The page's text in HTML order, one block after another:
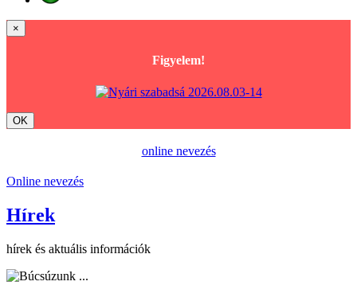
×
Figyelem!
OK
online nevezés
Online nevezés
Hírek
hírek és aktuális információk